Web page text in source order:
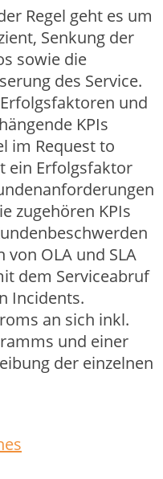
Regel geht es um
Senkung der
sowie die
des Service.
und
KPIs
im Request to
ein Erfolgsfaktor
zugehören KPIs
von OLA und SLA
dem Serviceabruf
Incidents.
an sich inkl.
und einer
der einzelnen